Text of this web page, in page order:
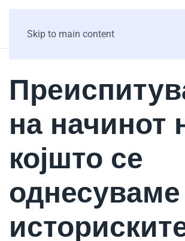
Skip to main content
на начинот
којшто се
однесуваме